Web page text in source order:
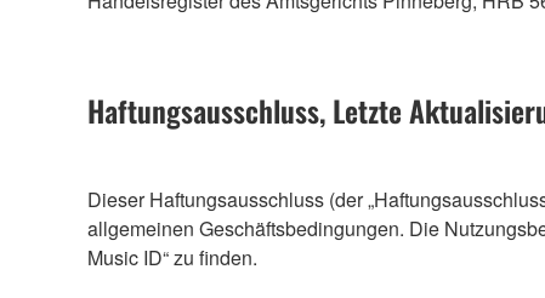
Haftungsausschluss, Letzte
Dieser Haftungsausschluss (der
allgemeinen Geschäftsbedingungen. Die
Music ID“ zu finden.